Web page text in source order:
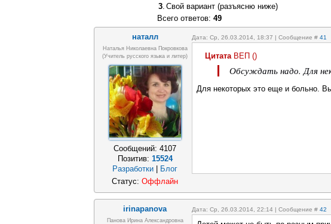
3. Свой вариант (разъясню ниже)
Всего ответов: 49
наталл Дата: Ср, 26.03.2014, 18:37 | Сообщение # 41
Наталья Николаевна Покровкова
(учитель русского языка и литер)
Сообщений: 4107
Позитив: 15524
Разработки
Блог
Цитата ВЕП ()
Обсуждать надо. Для
Для некоторых это еще и больно.
Статус: Оффлайн
irinapanova Дата: Ср, 26.03.2014, 22:14 | Сообщение # 42
Панова Ирина Александровна